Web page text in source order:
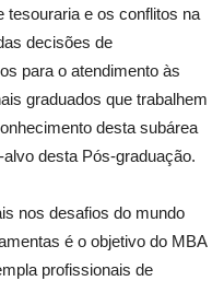
tesouraria e os conflitos na
decisões de
para o atendimento às
graduados que trabalhem
desta subárea
desta Pós-graduação.
nos desafios do mundo
é o objetivo do MBA
profissionais de